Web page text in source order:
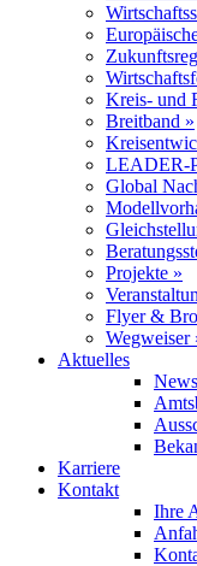
Kreis- und
Breitband »
LEADER-
Global
Projekte »
Flyer &
Wegweiser
Aktuelles
Karriere
Kontakt
Ihre